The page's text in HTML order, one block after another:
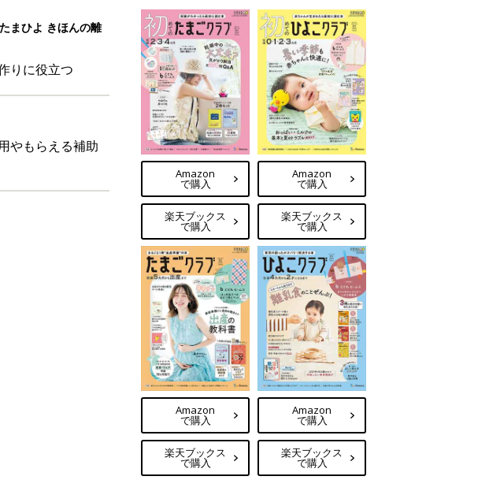
まひよ きほんの離
りに役立つ
やもらえる補助
Amazon
で購入
楽天ブックス
で購入
Amazon
で購入
楽天ブックス
で購入
Amazon
で購入
楽天ブックス
で購入
Amazon
で購入
楽天ブックス
で購入